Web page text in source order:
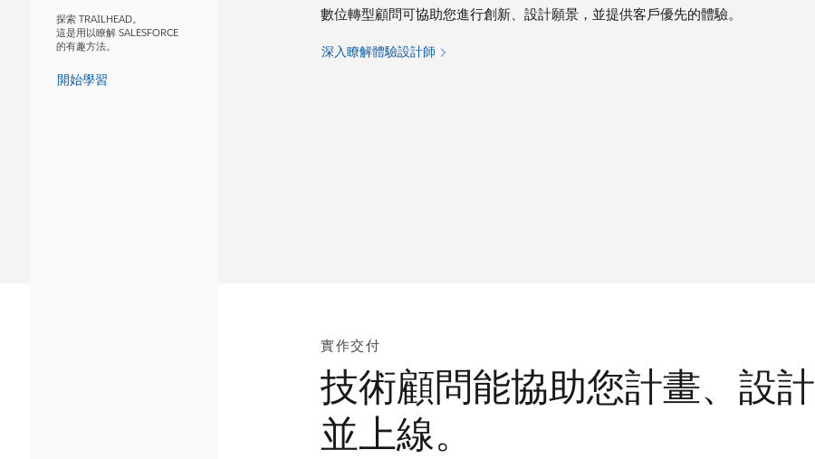
探索 TRAILHEAD。
這是用以瞭解 SALESFORCE
的有趣方法。
開始學習
數位轉型顧問可協助您進行創新、設計願景，並提供客戶優先的體驗。
深入瞭解體驗設計師
實作交付
技術顧問能協助您計畫、設計
並上線。